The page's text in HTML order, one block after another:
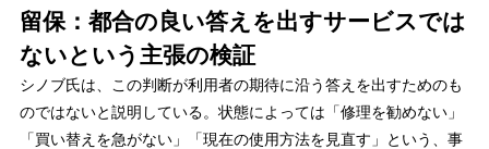
留保：都合の良い答えを出すサービスでは
ないという主張の検証
シノブ氏は、この判断が利用者の期待に沿う答えを出すためのも
のではないと説明している。状態によっては「修理を勧めない」
「買い替えを急がない」「現在の使用方法を見直す」という、事